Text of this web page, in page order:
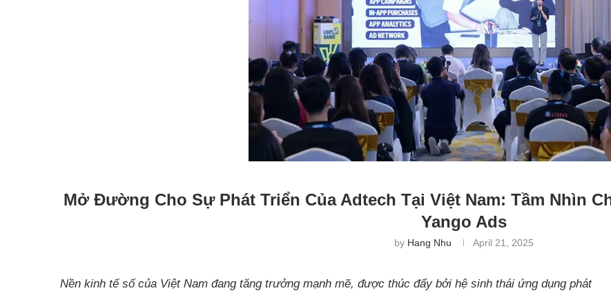
Mở Đường Cho Sự Phát Triển Của Adtech Tại Việt Nam: Tầm Nhìn
Yango Ads
by Hang Nhu April 21, 2025
Nền kinh tế số của Việt Nam đang tăng trưởng mạnh mẽ, được thúc đẩy bởi hệ sinh thái ứng dụng phát